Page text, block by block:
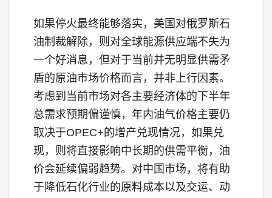
如果停火最终能够落实，美国对俄罗斯石
油制裁解除，则对全球能源供应端不失为
一个好消息，但对于当前并无明显供需矛
盾的原油市场价格而言，并非上行因素。
考虑到当前市场对各主要经济体的下半年
总需求预期偏谨慎，年内油气价格主要仍
取决于OPEC+的增产兑现情况，如果兑
现，则将直接影响中长期的供需平衡，油
价会延续偏弱趋势。对中国市场，将有助
于降低石化行业的原料成本以及交运、动